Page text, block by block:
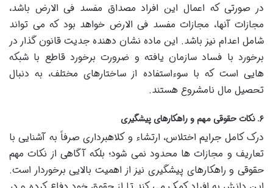
در صورتی که اعمال این افراد مصداق مفسد فی الارض باشد،
مجازات آنها، مجازات مفسد فی الارض خواهد بود که می تواند
شامل اعدام نیز باشد. این ماده نشان دهنده جدیت قانون گذار در
برخورد با فساد سازمان یافته و ضرورت برخورد قاطع با شبکه
هایی است که با سوءاستفاده از ساختارهای مختلف، به دنبال
تحصیل مال نامشروع هستند.
۶. نکات حقوقی مهم و راهکارهای پیشگیری
درک کامل جرایم اختلاس، ارتشاء و کلاهبرداری صرفاً به آشنایی با
تعاریف و مجازات ها محدود نمی شود؛ بلکه آگاهی از نکات مهم
حقوقی و راهکارهای پیشگیری نیز از اهمیت بالایی برخوردار است.